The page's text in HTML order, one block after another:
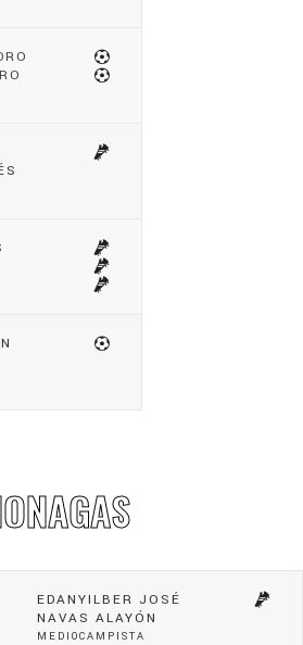
EDANYILBER JOSÉ
NAVAS ALAYÓN
MEDIOCAMPISTA